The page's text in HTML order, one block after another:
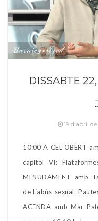
Uncategorized
DISSABTE
19 d'abril de
10:00 A CEL OBERT
capítol VI:
MENUDAMENT amb
de l´abús sexual.
AGENDA amb Mar